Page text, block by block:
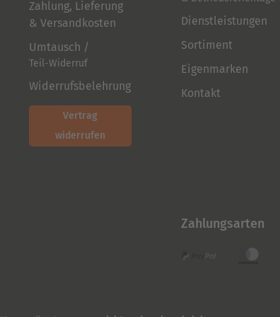
Zahlung, Lieferung
& Versandkosten
Umtausch /
Teil-Widerruf
Widerrufsbelehrung
Vertrag
widerrufen
Dienstleistungen
Sortiment
Eigenmarken
Kontakt
Zahlungsarten